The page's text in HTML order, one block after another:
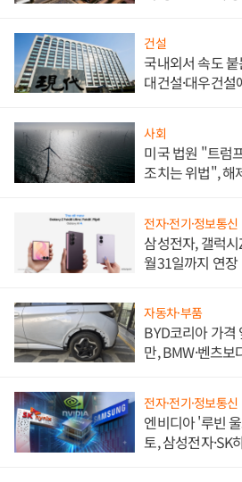
건설
국내외서 속도 붙
대건설·대우건
사회
미국 법원 "트럼
조치는 위법", 해
전자·전기·정보통신
삼성전자, 갤럭
월31일까지 연장
자동차·부품
BYD코리아 가격
만, BMW·벤츠
전자·전기·정보통신
엔비디아 '루빈
토, 삼성전자·SK